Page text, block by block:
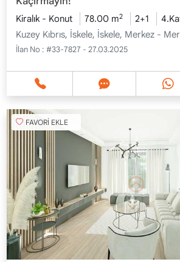
Kiralık - Konut 78.00 m2 2+1
Kuzey Kıbrıs, İskele, İskele, Merkez -
İlan No : #33-7827 - 27.03.2025
FAVORİ EKLE